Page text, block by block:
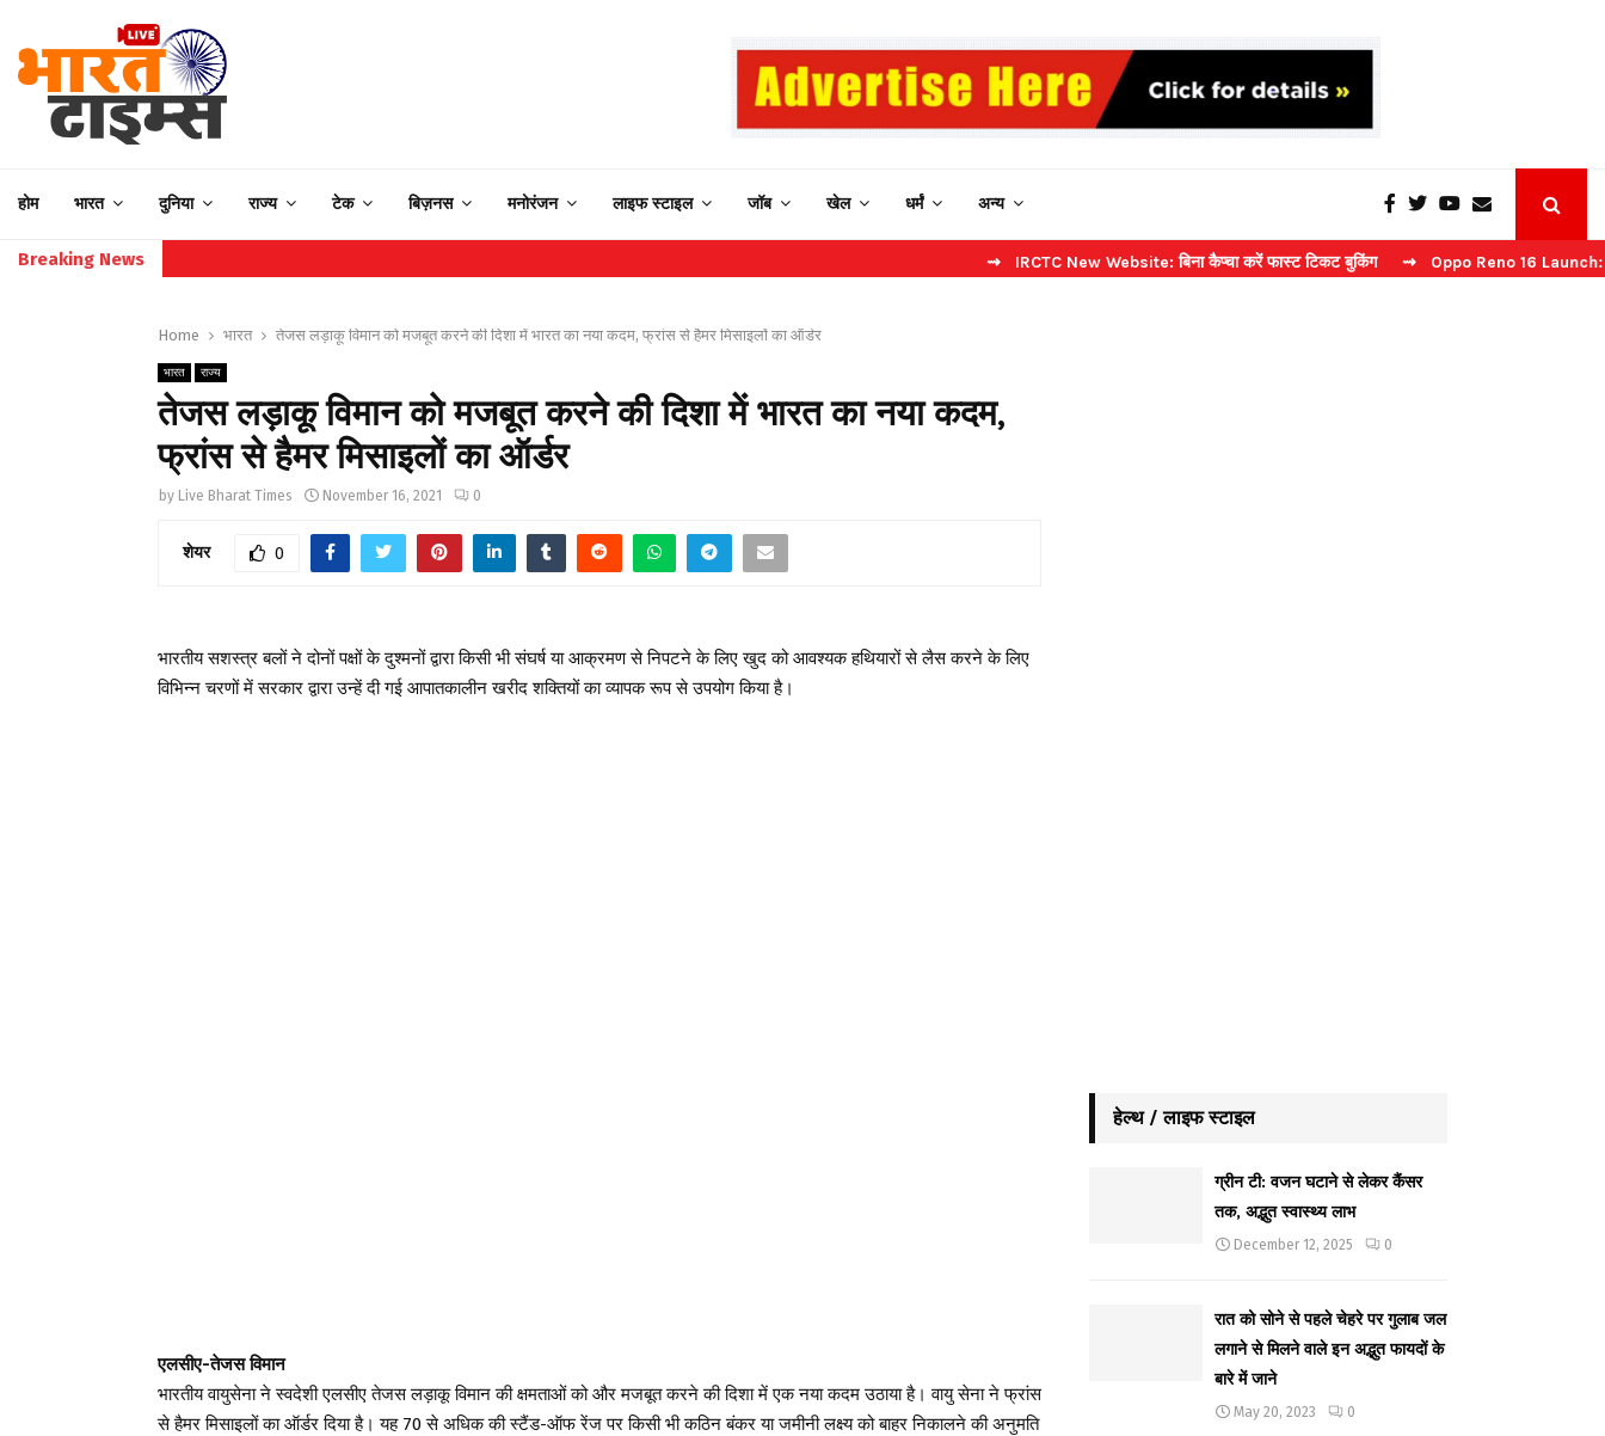
होम भारत दुनिया राज्य टेक बिज़नस मनोरंजन लाइफ स्टाइल जॉब खेल धर्मं अन्य
Breaking News ⇝ IRCTC New Website: बिना कैप्चा करें फास्ट टिकट बुकिंग ⇝ Oppo Reno 16 Launch: 2 जुलाई
Home भारत तेजस लड़ाकू विमान को मजबूत करने की दिशा में भारत का नया कदम, फ्रांस से हैमर मिसाइलों का ऑर्डर
भारत राज्य
तेजस लड़ाकू विमान को मजबूत करने की दिशा में भारत का नया कदम,
फ्रांस से हैमर मिसाइलों का ऑर्डर
by Live Bharat Times November 16, 2021 0
शेयर 0
भारतीय सशस्त्र बलों ने दोनों पक्षों के दुश्मनों द्वारा किसी भी संघर्ष या आक्रमण से निपटने के लिए खुद को आवश्यक हथियारों से लैस करने के लिए
विभिन्न चरणों में सरकार द्वारा उन्हें दी गई आपातकालीन खरीद शक्तियों का व्यापक रूप से उपयोग किया है।
एलसीए-तेजस विमान
भारतीय वायुसेना ने स्वदेशी एलसीए तेजस लड़ाकू विमान की क्षमताओं को और मजबूत करने की दिशा में एक नया कदम उठाया है। वायु सेना ने फ्रांस
से हैमर मिसाइलों का ऑर्डर दिया है। यह 70 से अधिक की स्टैंड-ऑफ रेंज पर किसी भी कठिन बंकर या जमीनी लक्ष्य को बाहर निकालने की अनुमति
हेल्थ / लाइफ स्टाइल
ग्रीन टी: वजन घटाने से लेकर कैंसर
तक, अद्भुत स्वास्थ्य लाभ
December 12, 2025 0
रात को सोने से पहले चेहरे पर गुलाब जल
लगाने से मिलने वाले इन अद्भुत फायदों के
बारे में जाने
May 20, 2023 0